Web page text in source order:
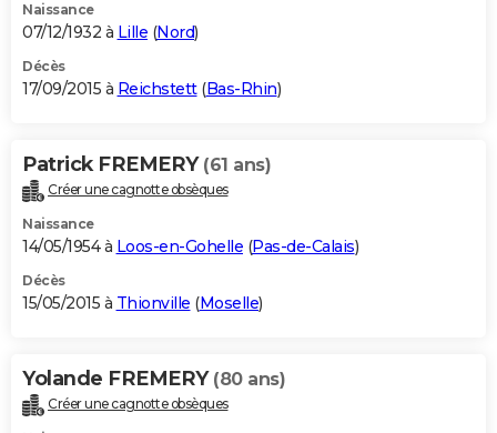
Naissance
07/12/1932 à Lille (Nord)
Décès
17/09/2015 à Reichstett(Bas-Rhin)
Patrick FREMERY (61 ans)
Créer une cagnotte obsèques
Naissance
14/05/1954 à Loos-en-Gohelle (Pas-de-Calais)
Décès
15/05/2015 à Thionville (Moselle)
Yolande FREMERY (80 ans)
Créer une cagnotte obsèques